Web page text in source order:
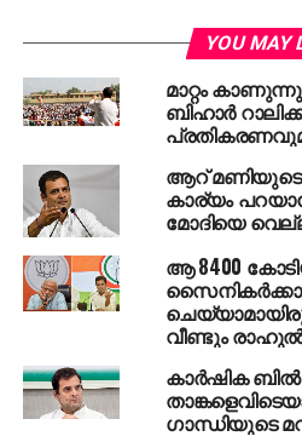
ദോക്‌ലാമിലെ ഇന്ത്യന്‍
ചൈന നിര്‍മാണ
സാഹചര്യത്തിലാണ്
വന്നിരിക്കുന്നത്. ഇന്ത്യന്‍
മീറ്റര്‍ ദൂരത്തില്‍ ചൈനീസ്
നിര്‍മിച്ചിട്ടുണ്ട്.
ഒരുക്കിയിട്ടുണ്ട്. ചൈനയുടെ
വാര്‍ത്തകള്‍ വന്നിട്ടും
പ്രതിരോധമന്ത്രാലയം
In Doklam, it’s
season again.
Modi Ji react
YOU MAY
മാറ്റം
ബിഹാര്‍
ആറ്
കാര്യം
മോദിയെ
ആ 8400
വീണ്ടും
കാര്‍ഷിക
ഗാന്ധിയുടെ